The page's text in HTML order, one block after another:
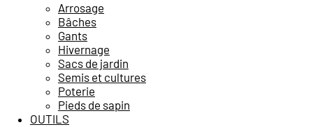
Arrosage
Bâches
Gants
Hivernage
Sacs de jardin
Semis et cultures
Poterie
Pieds de sapin
OUTILS